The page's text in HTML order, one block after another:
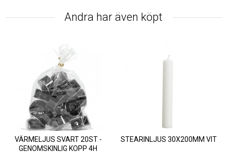
Andra har även köpt
VÄRMELJUS SVART 20ST -
GENOMSKINLIG KOPP 4H
STEARINLJUS 30X200MM VIT